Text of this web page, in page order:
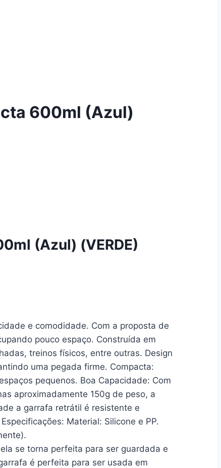
600ml (Azul)
(Azul) (VERDE)
e comodidade. Com a proposta de
pouco espaço. Construída em
treinos físicos, entre outras. Design
uma pegada firme. Compacta:
pequenos. Boa Capacidade: Com
aproximadamente 150g de peso, a
a garrafa retrátil é resistente e
Material: Silicone e PP.
se torna perfeita para ser guardada e
é perfeita para ser usada em